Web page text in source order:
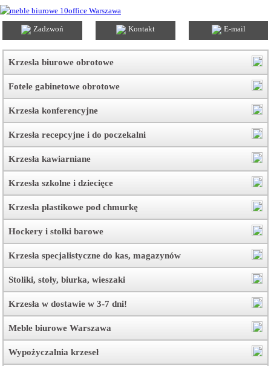
Zadzwoń Kontakt E-mail
Krzesła biurowe obrotowe
Fotele gabinetowe obrotowe
Krzesła konferencyjne
Krzesła recepcyjne i do poczekalni
Krzesła kawiarniane
Krzesła szkolne i dziecięce
Krzesła plastikowe pod chmurkę
Hockery i stołki barowe
Krzesła specjalistyczne do kas, magazynów
Stoliki, stoły, biurka, wieszaki
Krzesła w dostawie w 3-7 dni!
Meble biurowe Warszawa
Wypożyczalnia krzeseł